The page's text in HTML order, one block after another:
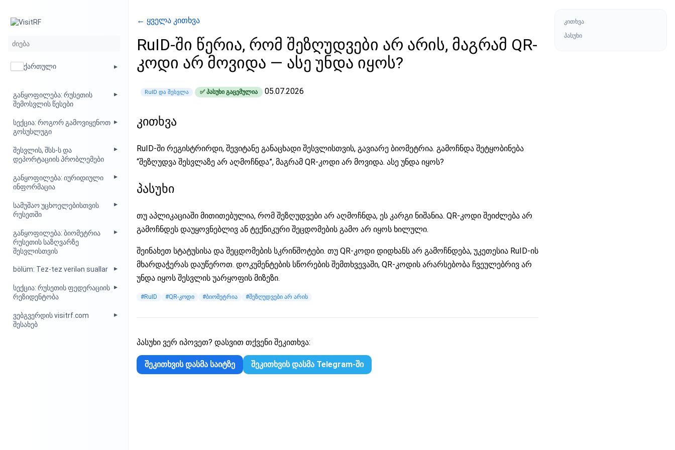
ქართული
განყოფილება: რუსეთის
შემოსვლის წესები
სექცია: როგორ გამოვიყენოთ
გოსუსლუგი
შესვლის, შსს-ს და
დეპორტაციის პრობლემები
განყოფილება: იურიდიული
ინფორმაცია
სამუშაო უცხოელებისთვის
რუსეთში
განყოფილება: ბიომეტრია
რუსეთის საზღვარზე
შესვლისთვის
bölüm: Tez-tez verilən suallar
სექცია: რუსეთის ფედერაციის
რეზიდენტობა
ვებგვერდის visitrf.com
შესახებ
← ყველა კითხვა
RuID-ში წერია, რომ შეზღუდვები არ არის, მაგრამ QR-
კოდი არ მოვიდა — ასე უნდა იყოს?
RuID და შესვლა ✅ პასუხი გაცემულია 05.07.2026
კითხვა
RuID-ში რეგისტრირდი, შევიტანე განაცხადი შესვლისთვის, გავიარე ბიომეტრია. გამოჩნდა შეტყობინება
“შეზღუდვა შესვლაზე არ აღმოჩნდა”, მაგრამ QR-კოდი არ მოვიდა. ასე უნდა იყოს?
პასუხი
თუ აპლიკაციაში მითითებულია, რომ შეზღუდვები არ აღმოჩნდა, ეს კარგი ნიშანია. QR-კოდი შეიძლება არ
გამოჩნდეს დაუყოვნებლივ ან ტექნიკური შეცდომების გამო არ იყოს ხილული.
შეინახეთ სტატუსისა და შეცდომების სკრინშოტები. თუ QR-კოდი დიდხანს არ გამოჩნდება, უკეთესია RuID-ის
მხარდაჭერას დაუწეროთ. დოკუმენტების სწორების შემთხვევაში, QR-კოდის არარსებობა ჩვეულებრივ არ
უნდა იყოს შესვლის უარყოფის მიზეზი.
#RuID #QR-კოდი #ბიომეტრია #შეზღუდვები არ არის
პასუხი ვერ იპოვეთ? დასვით თქვენი შეკითხვა:
შეკითხვის დასმა საიტზე შეკითხვის დასმა Telegram-ში
კითხვა
პასუხი